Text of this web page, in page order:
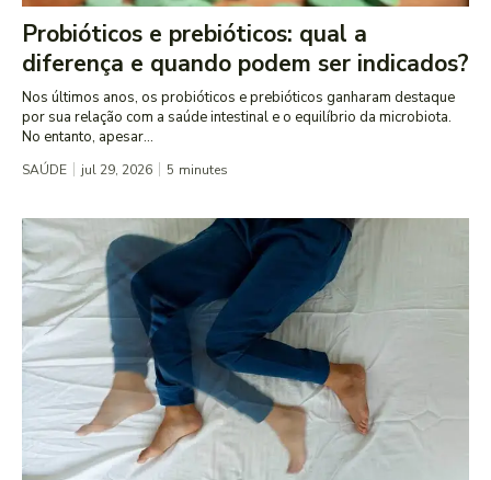
Probióticos e prebióticos: qual a
diferença e quando podem ser indicados?
Nos últimos anos, os probióticos e prebióticos ganharam destaque
por sua relação com a saúde intestinal e o equilíbrio da microbiota.
No entanto, apesar...
SAÚDE jul 29, 2026 5 minutes